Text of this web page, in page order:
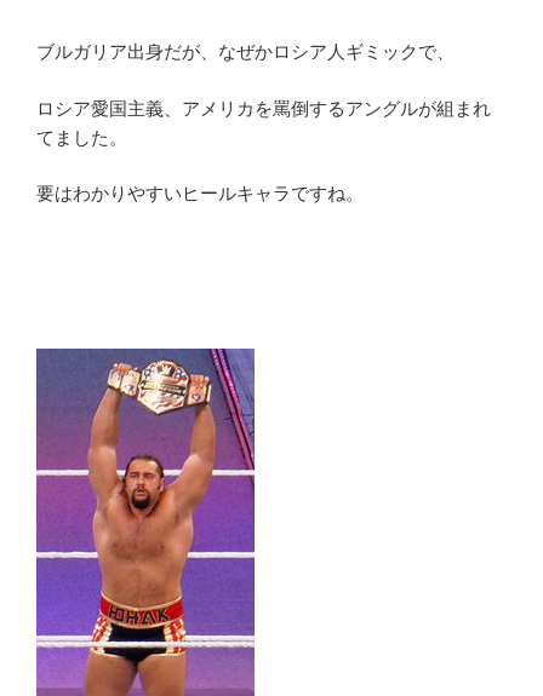
ブルガリア出身だが、なぜかロシア人ギミックで、
ロシア愛国主義、アメリカを罵倒するアングルが組まれ
てました。
要はわかりやすいヒールキャラですね。